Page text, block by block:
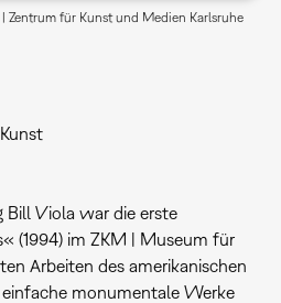
für Kunst und Medien Karlsruhe
Bill Viola war die erste
(1994) im ZKM | Museum für
Arbeiten des amerikanischen
monumentale Werke